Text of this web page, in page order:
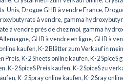
Unis,Drogue GHB à vendre France,
à vendre, gamma
à vendre près de chez moi, gamma
,GHB à vendre en ligne,GHB à
kaufen,K-2 Blätter zum Verkauf in
Preis,K-2 Sheets online kaufen,K-2 SpiceS
,K-2 SpiceS Preis kaufen,K-2 SpiceS zu
,K-2 Spray online kaufen,K-2 Sray